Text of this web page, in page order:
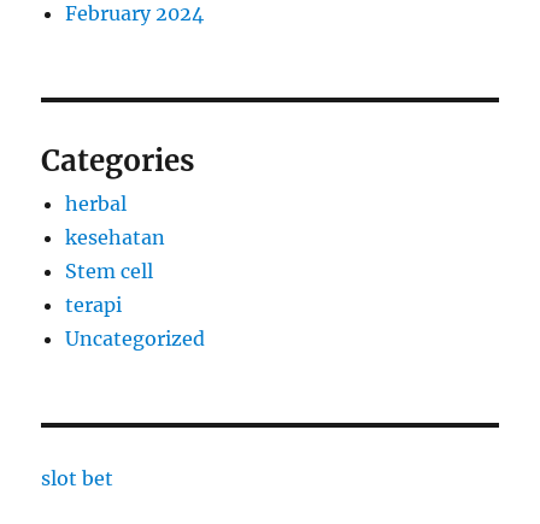
February 2024
Categories
herbal
kesehatan
Stem cell
terapi
Uncategorized
slot bet